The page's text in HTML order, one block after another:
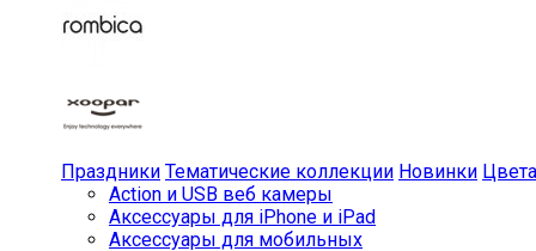
Праздники Тематические коллекции Новинки Цвета
Action и USB веб камеры
Аксессуары для iPhone и iPad
Аксессуары для мобильных